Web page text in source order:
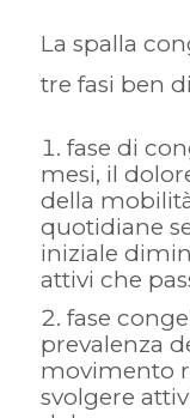
La spalla
tre fasi ben
fase di
mesi, il
della
quotidiane
iniziale
attivi che
fase
prevalenza
movimento
svolgere